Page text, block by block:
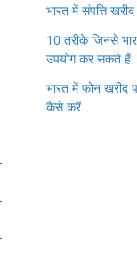
भारत में संपत्ति
10 तरीके जिनसे
उपयोग कर सकते हैं
भारत में फोन
कैसे करें